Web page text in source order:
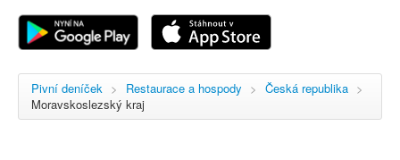
Registrace
Pivní deníček > Restaurace a hospody > Česká republika >
Moravskoslezský kraj